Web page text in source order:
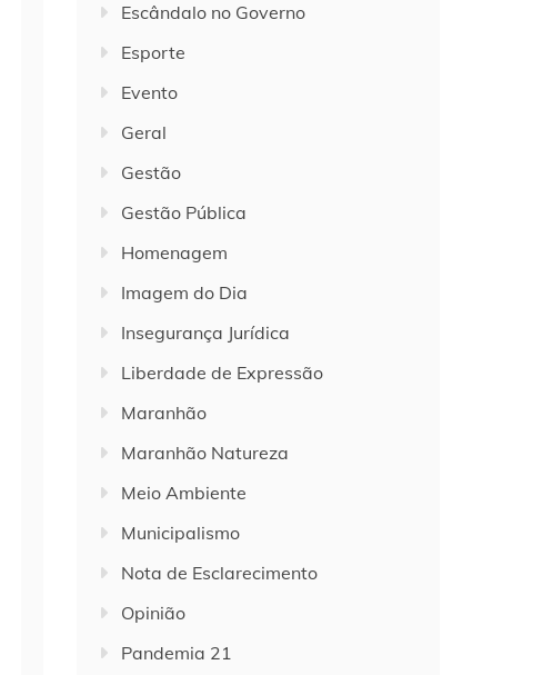
Escândalo no Governo
Esporte
Evento
Geral
Gestão
Gestão Pública
Homenagem
Imagem do Dia
Insegurança Jurídica
Liberdade de Expressão
Maranhão
Maranhão Natureza
Meio Ambiente
Municipalismo
Nota de Esclarecimento
Opinião
Pandemia 21